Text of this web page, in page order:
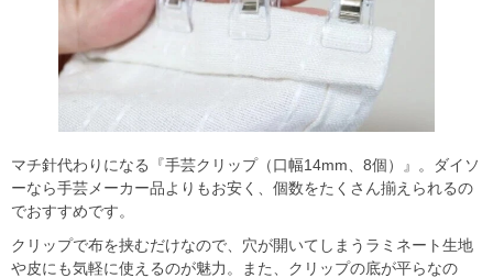
マチ針代わりになる『手芸クリップ（口幅14mm、8個）』。ダイソ
ーなら手芸メーカー品よりもお安く、個数をたくさん揃えられるの
でおすすめです。
クリップで布を挟むだけなので、穴が開いてしまうラミネート生地
や皮にも気軽に使えるのが魅力。また、クリップの底が平らなの